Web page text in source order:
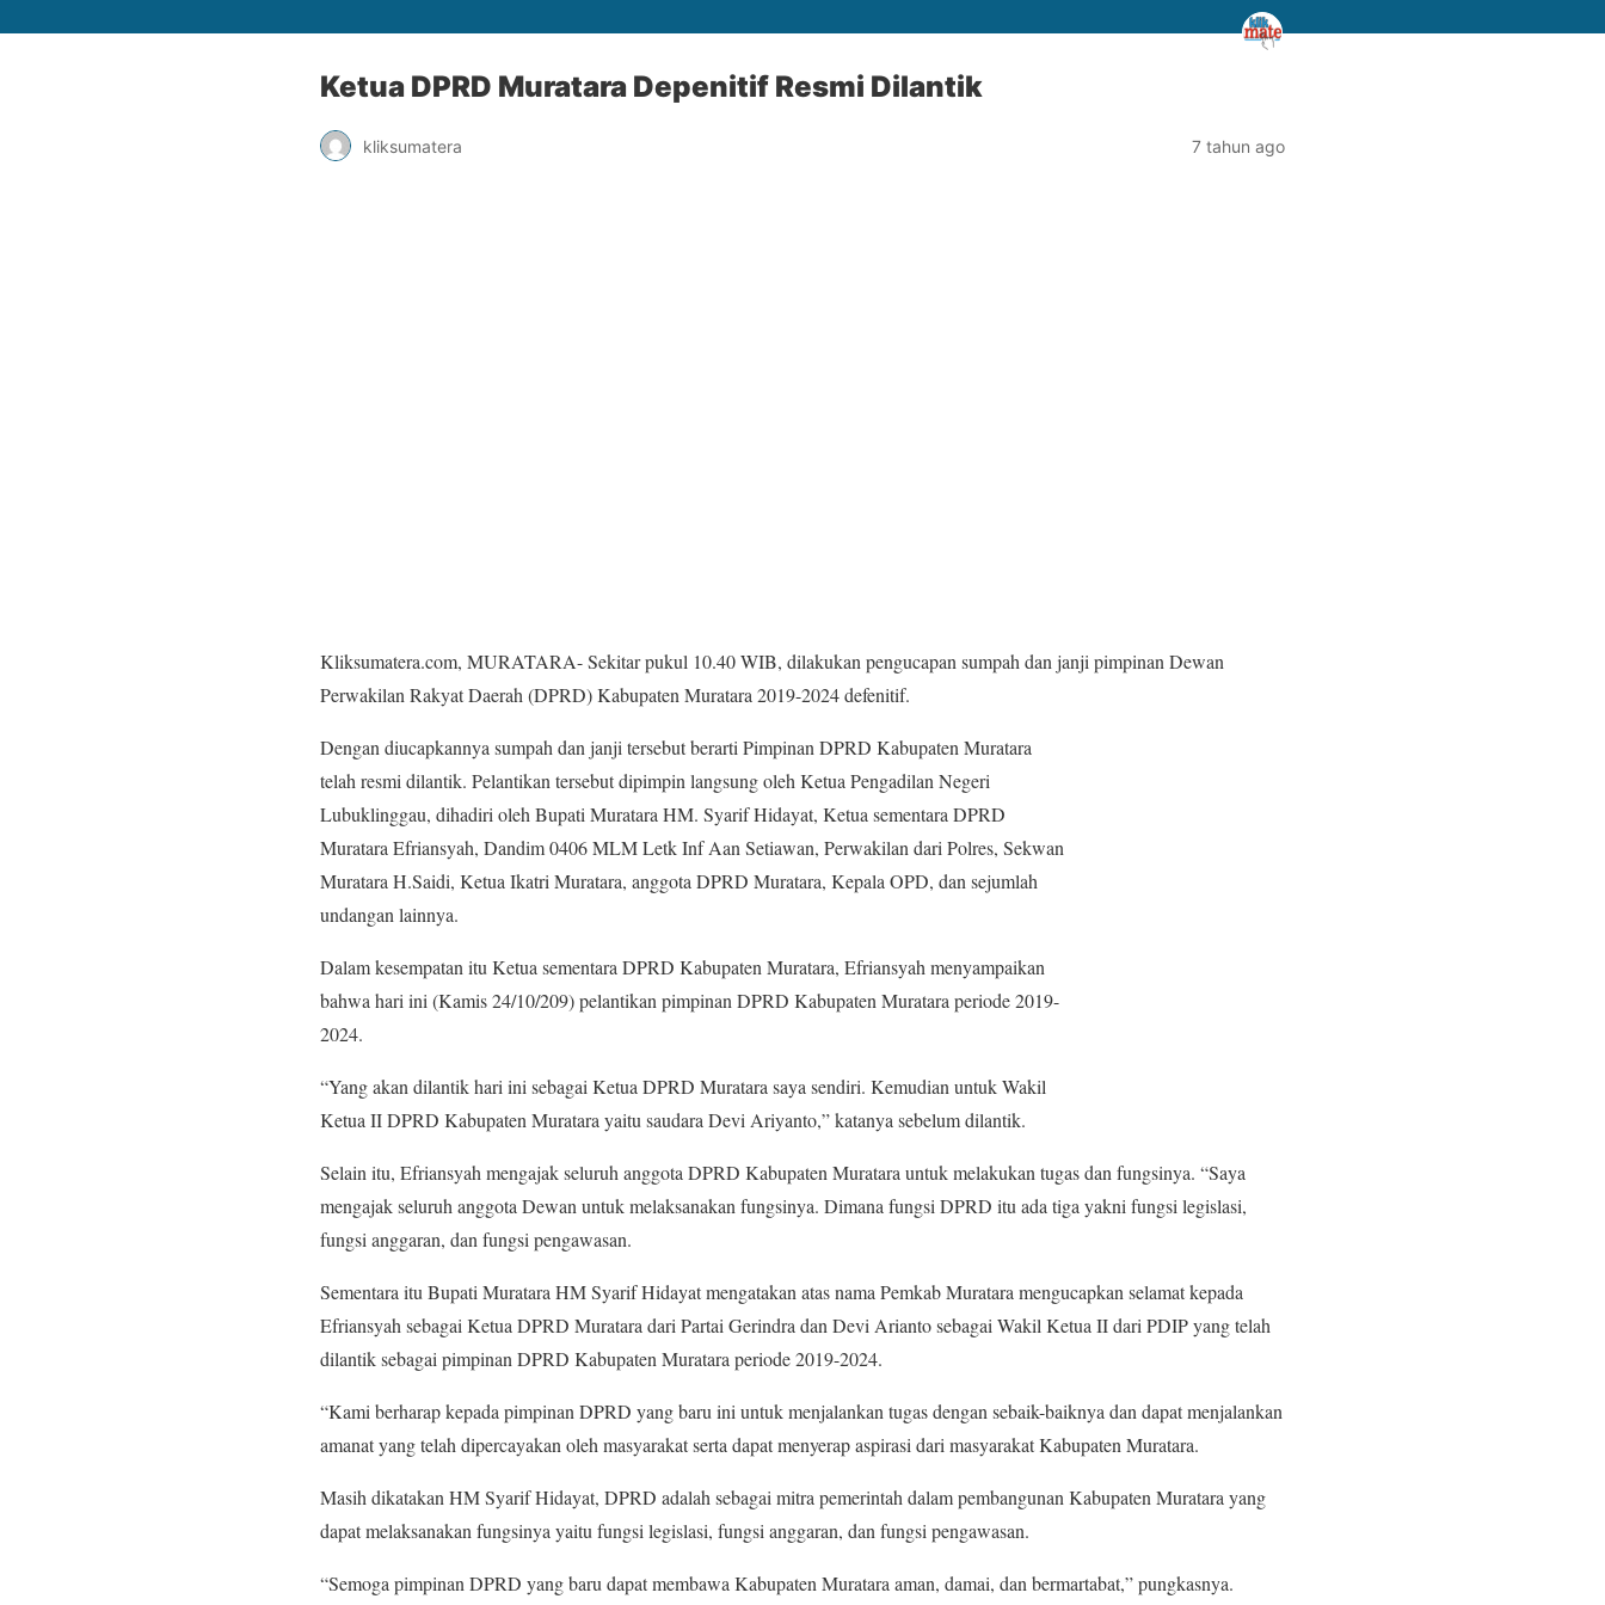
Ketua DPRD Muratara Depenitif Resmi Dilantik
kliksumatera 7 tahun ago
Kliksumatera.com, MURATARA- Sekitar pukul 10.40 WIB, dilakukan pengucapan sumpah dan janji pimpinan Dewan
Perwakilan Rakyat Daerah (DPRD) Kabupaten Muratara 2019-2024 defenitif.
Dengan diucapkannya sumpah dan janji tersebut berarti Pimpinan DPRD Kabupaten Muratara
telah resmi dilantik. Pelantikan tersebut dipimpin langsung oleh Ketua Pengadilan Negeri
Lubuklinggau, dihadiri oleh Bupati Muratara HM. Syarif Hidayat, Ketua sementara DPRD
Muratara Efriansyah, Dandim 0406 MLM Letk Inf Aan Setiawan, Perwakilan dari Polres, Sekwan
Muratara H.Saidi, Ketua Ikatri Muratara, anggota DPRD Muratara, Kepala OPD, dan sejumlah
undangan lainnya.
Dalam kesempatan itu Ketua sementara DPRD Kabupaten Muratara, Efriansyah menyampaikan
bahwa hari ini (Kamis 24/10/209) pelantikan pimpinan DPRD Kabupaten Muratara periode 2019-
2024.
“Yang akan dilantik hari ini sebagai Ketua DPRD Muratara saya sendiri. Kemudian untuk Wakil
Ketua II DPRD Kabupaten Muratara yaitu saudara Devi Ariyanto,” katanya sebelum dilantik.
Selain itu, Efriansyah mengajak seluruh anggota DPRD Kabupaten Muratara untuk melakukan tugas dan fungsinya. “Saya
mengajak seluruh anggota Dewan untuk melaksanakan fungsinya. Dimana fungsi DPRD itu ada tiga yakni fungsi legislasi,
fungsi anggaran, dan fungsi pengawasan.
Sementara itu Bupati Muratara HM Syarif Hidayat mengatakan atas nama Pemkab Muratara mengucapkan selamat kepada
Efriansyah sebagai Ketua DPRD Muratara dari Partai Gerindra dan Devi Arianto sebagai Wakil Ketua II dari PDIP yang telah
dilantik sebagai pimpinan DPRD Kabupaten Muratara periode 2019-2024.
“Kami berharap kepada pimpinan DPRD yang baru ini untuk menjalankan tugas dengan sebaik-baiknya dan dapat menjalankan
amanat yang telah dipercayakan oleh masyarakat serta dapat menyerap aspirasi dari masyarakat Kabupaten Muratara.
Masih dikatakan HM Syarif Hidayat, DPRD adalah sebagai mitra pemerintah dalam pembangunan Kabupaten Muratara yang
dapat melaksanakan fungsinya yaitu fungsi legislasi, fungsi anggaran, dan fungsi pengawasan.
“Semoga pimpinan DPRD yang baru dapat membawa Kabupaten Muratara aman, damai, dan bermartabat,” pungkasnya.